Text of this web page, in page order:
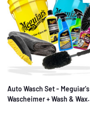
Auto Wasch Set - Meguiar's
Wascheimer + Wash & Wax